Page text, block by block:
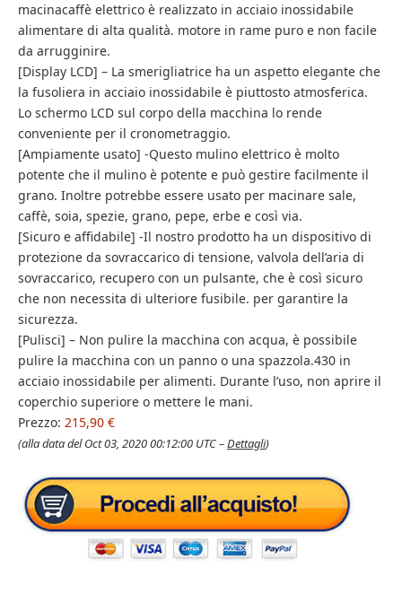
macinacaffè elettrico è realizzato in acciaio inossidabile
alimentare di alta qualità. motore in rame puro e non facile
da arrugginire.
[Display LCD] – La smerigliatrice ha un aspetto elegante che
la fusoliera in acciaio inossidabile è piuttosto atmosferica.
Lo schermo LCD sul corpo della macchina lo rende
conveniente per il cronometraggio.
[Ampiamente usato] -Questo mulino elettrico è molto
potente che il mulino è potente e può gestire facilmente il
grano. Inoltre potrebbe essere usato per macinare sale,
caffè, soia, spezie, grano, pepe, erbe e così via.
[Sicuro e affidabile] -Il nostro prodotto ha un dispositivo di
protezione da sovraccarico di tensione, valvola dell’aria di
sovraccarico, recupero con un pulsante, che è così sicuro
che non necessita di ulteriore fusibile. per garantire la
sicurezza.
[Pulisci] – Non pulire la macchina con acqua, è possibile
pulire la macchina con un panno o una spazzola.430 in
acciaio inossidabile per alimenti. Durante l’uso, non aprire il
coperchio superiore o mettere le mani.
Prezzo: 215,90 €
(alla data del Oct 03, 2020 00:12:00 UTC –Dettagli)